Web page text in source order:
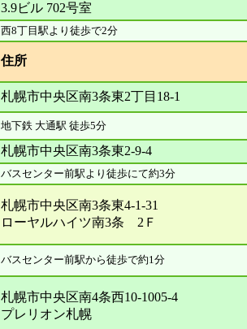
3.9ビル 702号室
西8丁目駅より徒歩で2分
住所
札幌市中央区南3条東2丁目18-1
地下鉄 大通駅 徒歩5分
札幌市中央区南3条東2-9-4
バスセンター前駅より徒歩にて約3分
札幌市中央区南3条東4-1-31
ローヤルハイツ南3条 2Ｆ
バスセンター前駅から徒歩で約1分
札幌市中央区南4条西10-1005-4
プレリオン札幌